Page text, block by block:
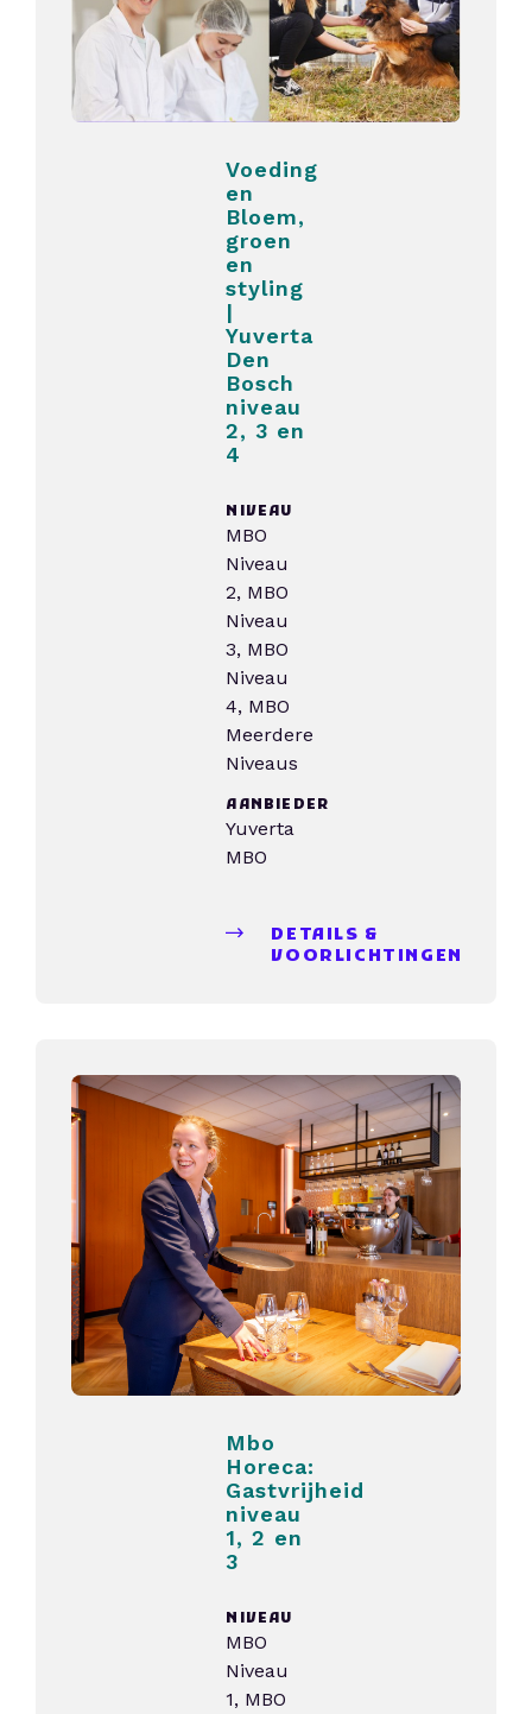
Voeding
en
Bloem,
groen
en
styling
|
Yuverta
Den
Bosch
niveau
2, 3 en
4
NIVEAU
MBO
Niveau
2, MBO
Niveau
3, MBO
Niveau
4, MBO
Meerdere
Niveaus
AANBIEDER
Yuverta
MBO
DETAILS &
VOORLICHTINGEN
Mbo
Horeca:
Gastvrijheid
niveau
1, 2 en
3
NIVEAU
MBO
Niveau
1, MBO